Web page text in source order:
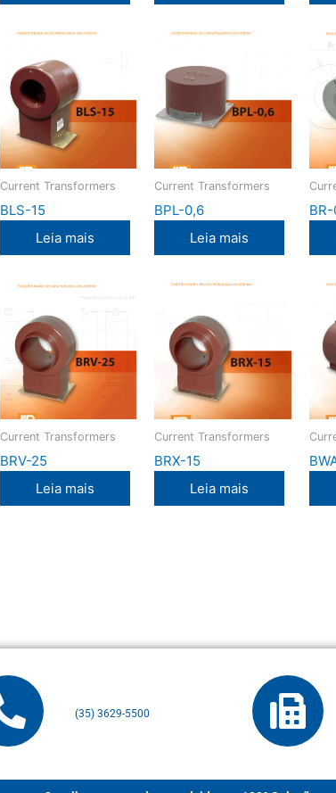
Current Transformers
BLS-15
Leia mais
Current Transformers
BPL-0,6
Leia mais
Current Transformers
BRV-25
Leia mais
Current Transformers
BRX-15
Leia mais
(35) 3629-5500